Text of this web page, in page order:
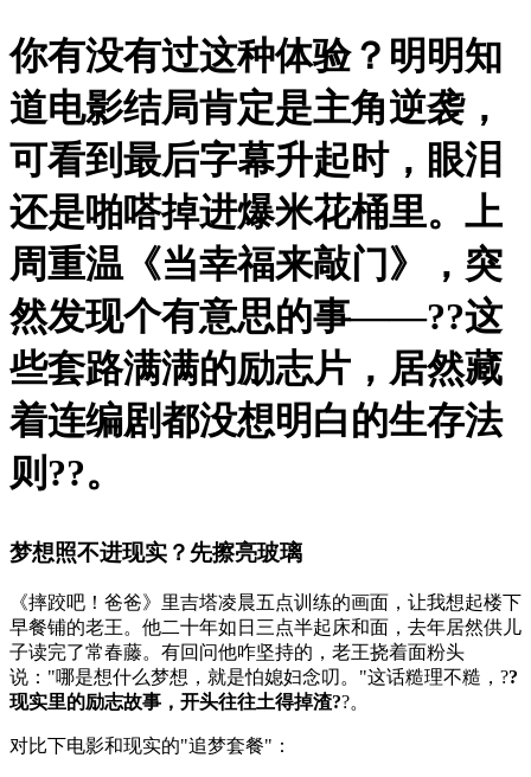
你有没有过这种体验？明明知
道电影结局肯定是主角逆袭，
可看到最后字幕升起时，眼泪
还是啪嗒掉进爆米花桶里。上
周重温《当幸福来敲门》，突
然发现个有意思的事——??这
些套路满满的励志片，居然藏
着连编剧都没想明白的生存法
则??。
梦想照不进现实？先擦亮玻璃
《摔跤吧！爸爸》里吉塔凌晨五点训练的画面，让我想起楼下
早餐铺的老王。他二十年如日三点半起床和面，去年居然供儿
子读完了常春藤。有回问他咋坚持的，老王挠着面粉头
说："哪是想什么梦想，就是怕媳妇念叨。"这话糙理不糙，??
现实里的励志故事，开头往往土得掉渣??。
对比下电影和现实的"追梦套餐"：